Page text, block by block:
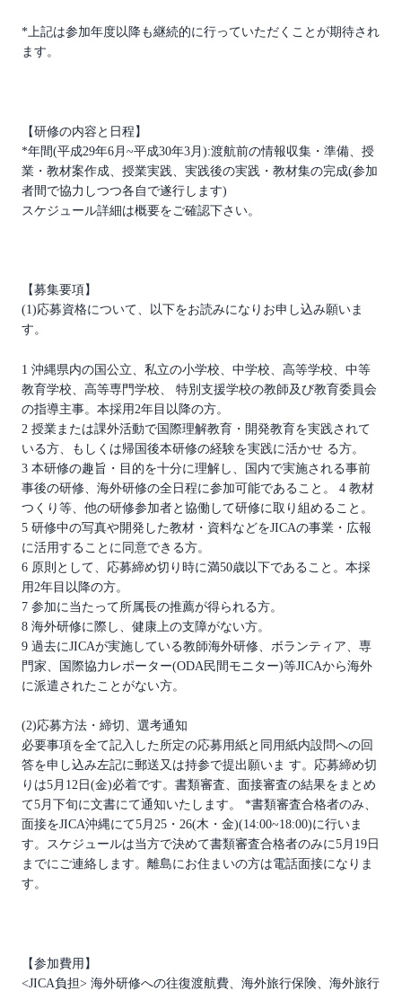
*上記は参加年度以降も継続的に行っていただくことが期待され
ます。
【研修の内容と日程】
*年間(平成29年6月~平成30年3月):渡航前の情報収集・準備、授
業・教材案作成、授業実践、実践後の実践・教材集の完成(参加
者間で協力しつつ各自で遂行します)
スケジュール詳細は概要をご確認下さい。
【募集要項】
(1)応募資格について、以下をお読みになりお申し込み願いま
す。
1 沖縄県内の国公立、私立の小学校、中学校、高等学校、中等
教育学校、高等専門学校、 特別支援学校の教師及び教育委員会
の指導主事。本採用2年目以降の方。
2 授業または課外活動で国際理解教育・開発教育を実践されて
いる方、もしくは帰国後本研修の経験を実践に活かせ る方。
3 本研修の趣旨・目的を十分に理解し、国内で実施される事前
事後の研修、海外研修の全日程に参加可能であること。 4 教材
つくり等、他の研修参加者と協働して研修に取り組めること。
5 研修中の写真や開発した教材・資料などをJICAの事業・広報
に活用することに同意できる方。
6 原則として、応募締め切り時に満50歳以下であること。本採
用2年目以降の方。
7 参加に当たって所属長の推薦が得られる方。
8 海外研修に際し、健康上の支障がない方。
9 過去にJICAが実施している教師海外研修、ボランティア、専
門家、国際協力レポーター(ODA民間モニター)等JICAから海外
に派遣されたことがない方。
(2)応募方法・締切、選考通知
必要事項を全て記入した所定の応募用紙と同用紙内設問への回
答を申し込み左記に郵送又は持参で提出願いま す。応募締め切
りは5月12日(金)必着です。書類審査、面接審査の結果をまとめ
て5月下旬に文書にて通知いたします。 *書類審査合格者のみ、
面接をJICA沖縄にて5月25・26(木・金)(14:00~18:00)に行いま
す。スケジュールは当方で決めて書類審査合格者のみに5月19日
までにご連絡します。離島にお住まいの方は電話面接になりま
す。
【参加費用】
<JICA負担> 海外研修への往復渡航費、海外旅行保険、海外旅行